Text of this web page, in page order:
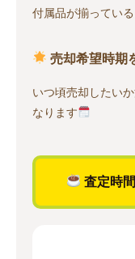
付属品が揃ってい
売却希望時期
いつ頃売却したい
なります
査定時